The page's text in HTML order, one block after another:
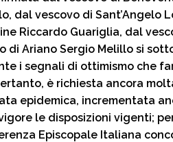
r
a
m
v
i
d
dal vescovo di Sant’Angelo
Riccardo Guariglia, dal
di Ariano Sergio Melillo si
i segnali di ottimismo che
è richiesta ancora
epidemica, incrementata
le disposizioni vigenti;
Episcopale Italiana